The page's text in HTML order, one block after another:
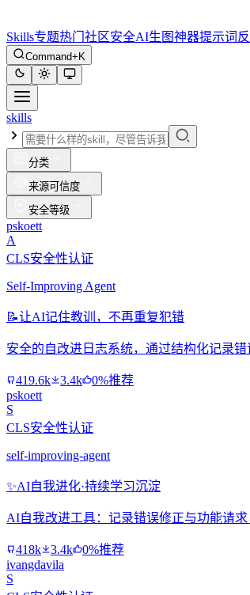
Skills专题热门 社区安全AI生图神器提示词
Command+K
skills
分类
来源可信度
安全等级
pskoett
A
CLS安全性认证
Self-Improving Agent
📝让AI记住教训，不再重复犯错
安全的自改进日志系统，通过结构化记录
419.6k 3.4k
0%推荐
pskoett
S
CLS安全性认证
self-improving-agent
✨AI自我进化·持续学习沉淀
AI自我改进工具：记录错误修正与功能请
418k 3.4k
0%推荐
ivangdavila
S